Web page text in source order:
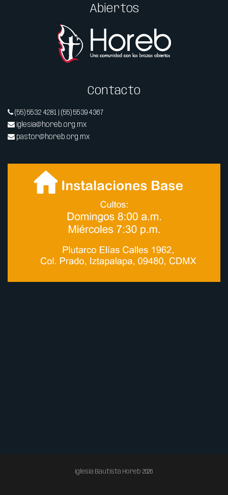
Abiertos
Contacto
(55) 5532 4281 | (55) 5539 4367
iglesia@horeb.org.mx
pastor@horeb.org.mx
Iglesia Bautista Horeb 2026